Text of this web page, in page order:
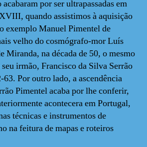
por ser ultrapassadas em
quando assistimos à aquisição
exemplo Manuel Pimentel de
velho do cosmógrafo-mor Luís
Miranda, na década de 50, o mesmo
seu irmão, Francisco da Silva Serrão
Por outro lado, a ascendência
Pimentel acaba por lhe conferir,
acontecera em Portugal,
técnicas e instrumentos de
na feitura de mapas e roteiros